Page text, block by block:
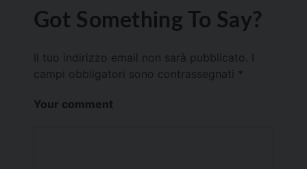
Got Something To Say?
Il tuo indirizzo email non sarà pubblicato.
campi obbligatori sono contrassegnati *
Your comment